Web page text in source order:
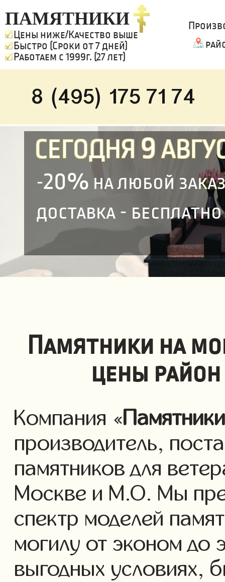
ПАМЯТНИКИ
Цены ниже/Качество выше
Быстро (Сроки от 7 дней)
Работаем с 1999г. (27 лет)
8 (495) 175 71 74
СЕГОДНЯ 9
-20% на любой
доставка - бесплатно
Памятники на
цены
Компания «Памятники
производитель,
памятников для
Москве и М.О. Мы
спектр моделей
могилу от эконом до
выгодных условиях,